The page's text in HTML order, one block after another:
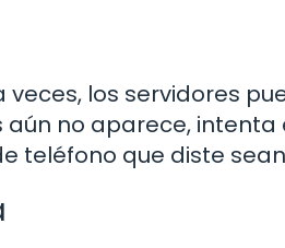
veces, los servidores
aún no aparece,
teléfono que diste